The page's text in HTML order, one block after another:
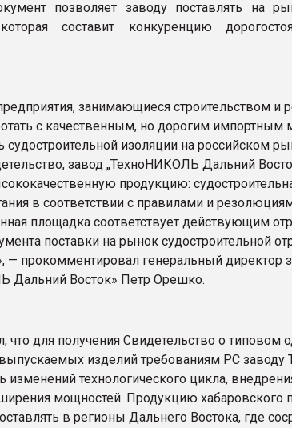
позволяет заводу поставлять на
составит конкуренцию
занимающиеся строительством и
с качественным, но дорогим импортным
судостроительной изоляции на российском
завод „ТехноНИКОЛЬ Дальний
продукцию:
в соответствии с правилами и
площадка соответствует действующим
поставки на рынок судостроительной
прокомментировал генеральный директор
Дальний Восток» Петр Орешко.
что для получения Свидетельство о типовом
выпускаемых изделий требованиям РС
изменений технологического цикла,
мощностей. Продукцию хабаровского
в регионы Дальнего Востока, где